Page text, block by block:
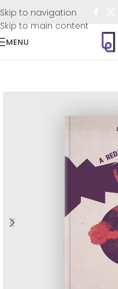
Skip to navigation
Skip to main content
FRETE GRÁTIS
MENU
Acadêmicos